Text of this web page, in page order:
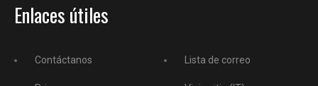
Enlaces útiles
Contáctanos Lista de correo